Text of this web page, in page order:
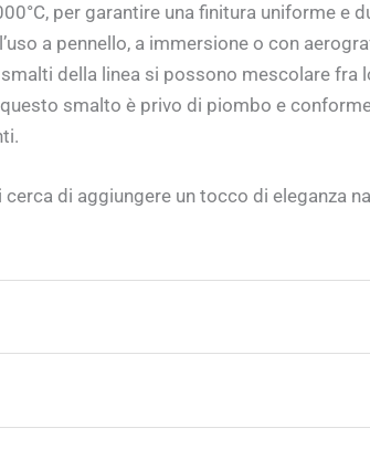
per garantire una finitura uniforme e
a pennello, a immersione o con
della linea si possono mescolare fra
questo smalto è privo di piombo e
cerca di aggiungere un tocco di
per risultati ottimali e uniformità del